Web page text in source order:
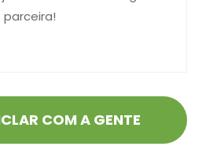
parceira!
COM A GENTE